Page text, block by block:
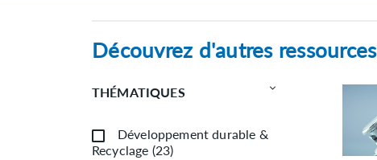
Découvrez d'autres ressources
THÉMATIQUES
Développement durable &
Recyclage (23)